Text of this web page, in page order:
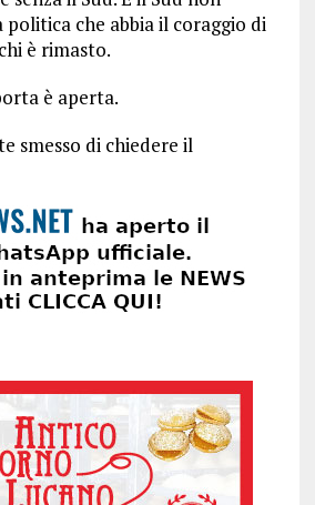
politica che abbia il coraggio di
è rimasto.
è aperta.
smesso di chiedere il